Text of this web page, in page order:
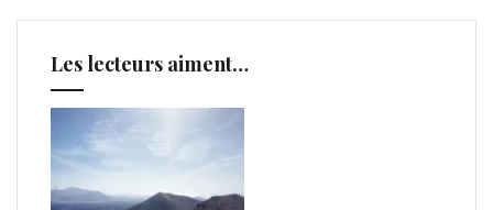
Les lecteurs aiment…